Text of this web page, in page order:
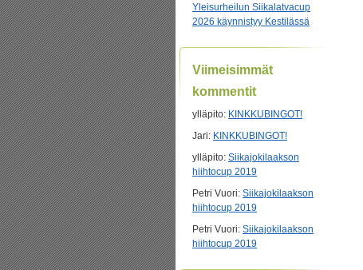
Yleisurheilun Siikalatvacup
2026 käynnistyy Kestilässä
Viimeisimmät
kommentit
ylläpito: KINKKUBINGOT!
Jari: KINKKUBINGOT!
ylläpito: Siikajokilaakson
hiihtocup 2019
Petri Vuori: Siikajokilaakson
hiihtocup 2019
Petri Vuori: Siikajokilaakson
hiihtocup 2019